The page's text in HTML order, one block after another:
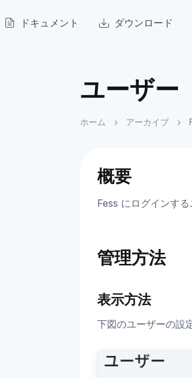
ドキュメント ダウンロード
ユーザー
ホーム アーカイブ
概要
Fess にログインする
管理方法
表示方法
下図のユーザーの設